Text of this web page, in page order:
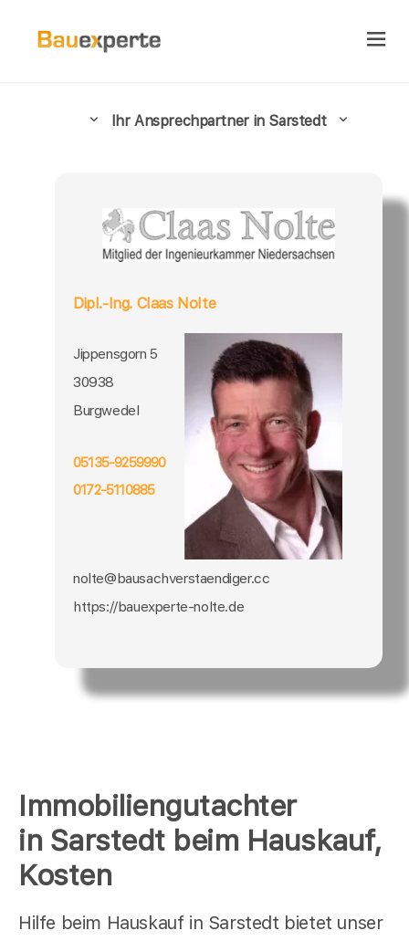
Immobiliengutachter
in Sarstedt beim Hauskauf,
Kosten
Hilfe beim Hauskauf in Sarstedt bietet unser
Ihr Ansprechpartner in Sarstedt
Dipl.-Ing. Claas Nolte
Jippensgorn 5
30938
Burgwedel
05135-9259990
0172-5110885
nolte@bausachverstaendiger.cc
https://bauexperte-nolte.de